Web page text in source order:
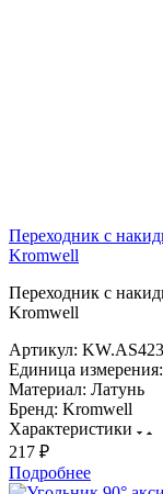
Переходник с
Kromwell
Переходник с
Kromwell
Артикул:
Единица измерения:
Материал: Латунь
Бренд: Kromwell
Характеристики
217 ₽
Подробнее